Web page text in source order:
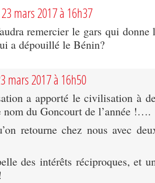
23 mars 2017 à 16h37
remercier le gars qui donne
a dépouillé le Bénin?
mars 2017 à 16h50
a apporté le civilisation à
nom du Goncourt de l’année !….
retourne chez nous avec
des intérêts réciproques, et